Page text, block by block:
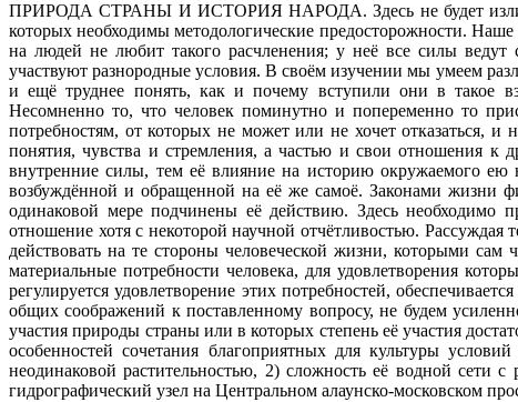
ПРИРОДА СТРАНЫ И ИСТОРИЯ НАРОДА. Здесь не будет
которых необходимы методологические предосторожности.
на людей не любит такого расчленения; у неё все силы
участвуют разнородные условия. В своём изучении мы умеем
и ещё труднее понять, как и почему вступили они в такое
Несомненно то, что человек поминутно и попеременно то
потребностям, от которых не может или не хочет отказаться,
понятия, чувства и стремления, а частью и свои отношения
внутренние силы, тем её влияние на историю окружаемого ею
возбуждённой и обращенной на её же самоё. Законами жизни
одинаковой мере подчинены её действию. Здесь необходимо
отношение хотя с некоторой научной отчётливостью.
действовать на те стороны человеческой жизни, которыми сам
материальные потребности человека, для удовлетворения
регулируется удовлетворение этих потребностей,
общих соображений к поставленному вопросу, не будем
участия природы страны или в которых степень её участия
особенностей сочетания благоприятных для культуры
неодинаковой растительностью, 2) сложность её водной
гидрографический узел на Центральном алаунско-московском